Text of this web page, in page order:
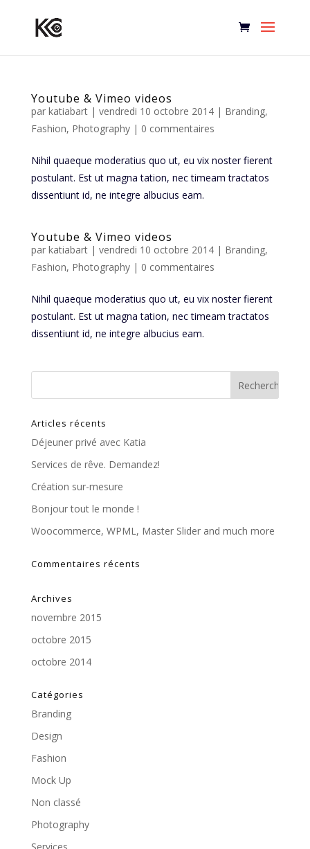
Youtube & Vimeo videos
par katiabart| vendredi 10 octobre 2014| Branding,
Fashion, Photography| 0 commentaires
Nihil quaeque moderatius quo ut, eu vix noster fierent
postulant. Est ut magna tation, nec timeam tractatos
dissentiunt id, ne integre albucius eam.
Youtube & Vimeo videos
par katiabart| vendredi 10 octobre 2014| Branding,
Fashion, Photography| 0 commentaires
Nihil quaeque moderatius quo ut, eu vix noster fierent
postulant. Est ut magna tation, nec timeam tractatos
dissentiunt id, ne integre albucius eam.
Articles récents
Déjeuner privé avec Katia
Services de rêve. Demandez!
Création sur-mesure
Bonjour tout le monde !
Woocommerce, WPML, Master Slider and much more
Commentaires récents
Archives
novembre 2015
octobre 2015
octobre 2014
Catégories
Branding
Design
Fashion
Mock Up
Non classé
Photography